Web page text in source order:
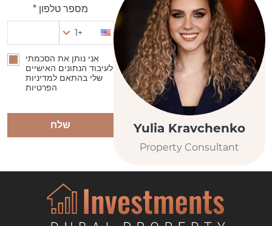
Yulia Kravchenko
Property Consultant
מספר טלפון *
+1
אני נותן את הסכמתי
לעיבוד הנתונים האישיים
שלי בהתאם למדיניות
הפרטיות
שלח